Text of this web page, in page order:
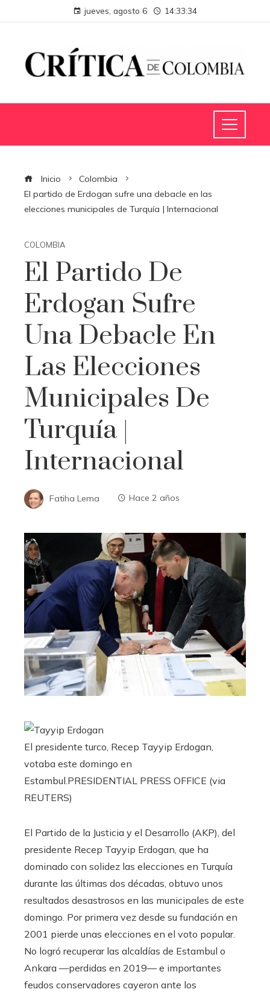
jueves, agosto 6 14:33:35
Inicio
Colombia
El partido de Erdogan sufre una debacle en las
elecciones municipales de Turquía | Internacional
COLOMBIA
El Partido De
Erdogan Sufre
Una Debacle En
Las Elecciones
Municipales De
Turquía |
Internacional
Fatiha Lema Hace 2 años
El presidente turco, Recep Tayyip Erdogan,
votaba este domingo en
Estambul.PRESIDENTIAL PRESS OFFICE (via
REUTERS)
El Partido de la Justicia y el Desarrollo (AKP), del
presidente Recep Tayyip Erdogan, que ha
dominado con solidez las elecciones en Turquía
durante las últimas dos décadas, obtuvo unos
resultados desastrosos en las municipales de este
domingo. Por primera vez desde su fundación en
2001 pierde unas elecciones en el voto popular.
No logró recuperar las alcaldías de Estambul o
Ankara —perdidas en 2019— e importantes
feudos conservadores cayeron ante los